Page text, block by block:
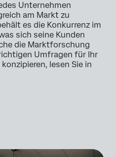
Unternehmen
am Markt zu
es die Konkurrenz im
sich seine Kunden
die Marktforschung
Umfragen für Ihr
lesen Sie in